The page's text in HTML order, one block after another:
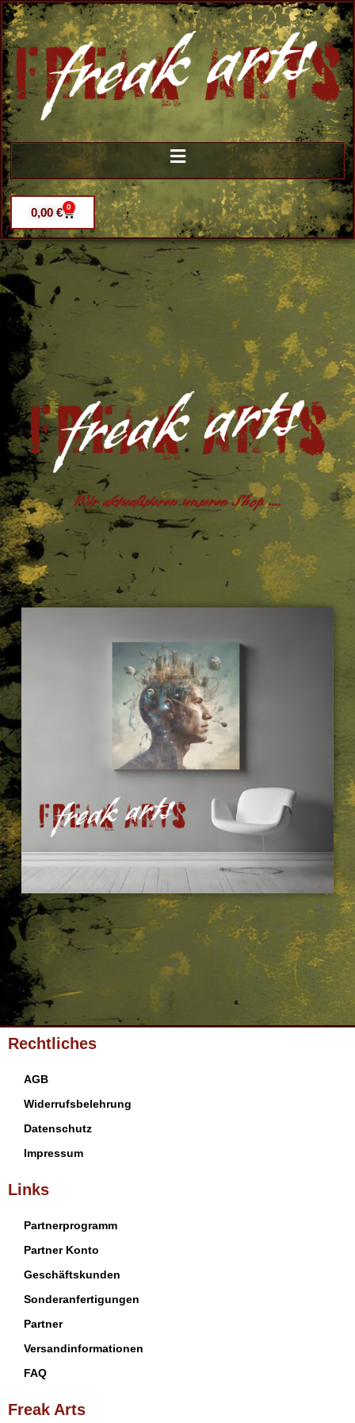
0,00 € 0
Wir aktualisieren unseren Shop ....
Rechtliches
AGB
Widerrufsbelehrung
Datenschutz
Impressum
Links
Partnerprogramm
Partner Konto
Geschäftskunden
Sonderanfertigungen
Partner
Versandinformationen
FAQ
Freak Arts